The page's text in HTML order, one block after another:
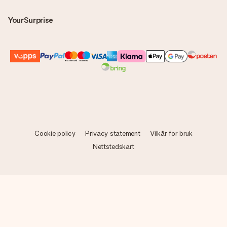
YourSurprise
Cookie policy Privacy statement
Vilkår for bruk
Nettstedskart